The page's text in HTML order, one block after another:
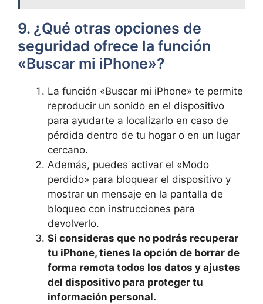
9. ⁢¿Qué otras opciones⁢ de
seguridad ofrece‍ la función
«Buscar mi iPhone»?
La función «Buscar mi iPhone» te permite
reproducir un​ sonido en el dispositivo
para ayudarte a ‍localizarlo en caso‍ de
pérdida⁢ dentro ‌de tu hogar⁤ o en un⁤ lugar
cercano.
Además, puedes activar el «Modo
perdido»‌ para bloquear el dispositivo y
mostrar ​un mensaje en ⁢la pantalla de
bloqueo con⁢ instrucciones‍ para
devolverlo.
Si⁣ consideras que ⁢no podrás ​recuperar
tu iPhone, tienes la opción de borrar de
forma remota todos‌ los datos y ajustes
‌del dispositivo para ⁣proteger tu
información personal.